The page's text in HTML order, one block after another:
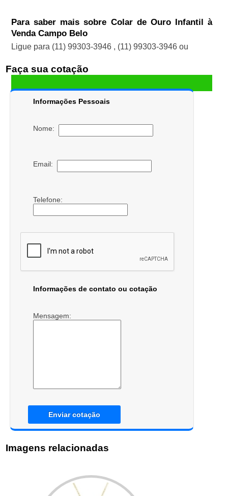
Para saber mais sobre Colar de Ouro Infantil à
Venda Campo Belo
Ligue para (11) 99303-3946 , (11) 99303-3946 ou
Faça sua cotação
Informações Pessoais
Nome:
Email:
Telefone:
Informações de contato ou cotação
Mensagem:
Enviar cotação
Imagens relacionadas